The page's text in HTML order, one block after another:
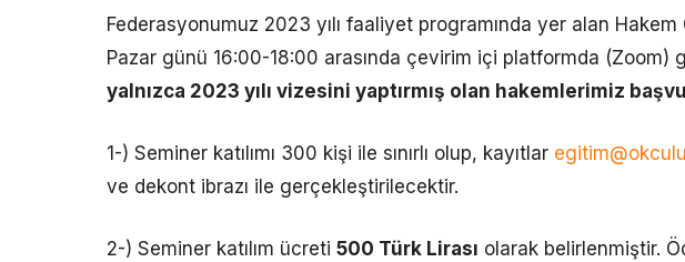
Federasyonumuz 2023 yılı faaliyet programında yer alan
Pazar günü 16:00-18:00 arasında çevirim içi platformda (Zoom)
yalnızca 2023 yılı vizesini yaptırmış olan hakemlerimiz
1-) Seminer katılımı 300 kişi ile sınırlı olup, kayıtlar
ve dekont ibrazı ile gerçekleştirilecektir.
2-) Seminer katılım ücreti 500 Türk Lirası olarak belirlenmiştir.